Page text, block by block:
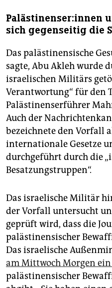
Pa­läs­ti­nen­se­r:in­nen
sich gegenseitig die
Das palästinensische
sagte, Abu Akleh wurde
israelischen Militärs
Verantwortung“ für den
Palästinenserführer
Auch der
bezeichnete den Vorfall
internationale Gesetze
durchgeführt durch die
Besatzungstruppen“.
Das israelische Militär
der Vorfall untersucht
geprüft wird, dass die
palästinensischer
Das israelische
am Mittwoch Morgen ein
palästinensischer